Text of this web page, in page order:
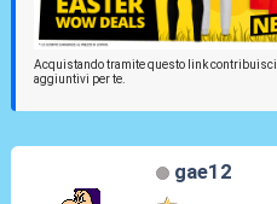
Acquistando tramite questo link
aggiuntivi per te.
gae12